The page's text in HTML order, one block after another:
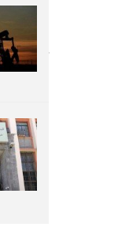
war in
Yemen